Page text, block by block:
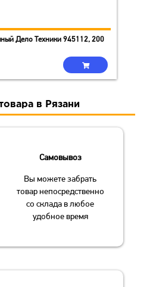
Дело Техники 945112, 200
в Рязани
Самовывоз
Вы можете забрать
товар непосредственно
со склада в любое
удобное время